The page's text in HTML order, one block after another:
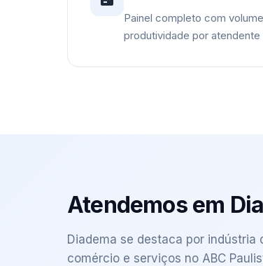
Painel completo com
produtividade por
Atendemos em
Diadema se destaca por
comércio e serviços no ABC